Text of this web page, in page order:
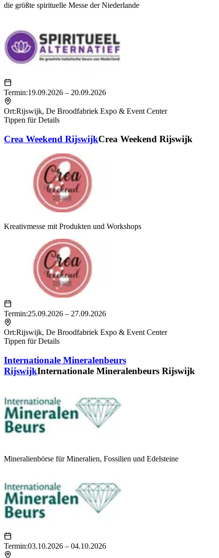
die größte spirituelle Messe der Niederlande
Termin:19.09.2026 – 20.09.2026
Ort:Rijswijk, De Broodfabriek Expo & Event Center
Tippen für Details
Crea Weekend RijswijkCrea Weekend Rijswijk
Kreativmesse mit Produkten und Workshops
Termin:25.09.2026 – 27.09.2026
Ort:Rijswijk, De Broodfabriek Expo & Event Center
Tippen für Details
Internationale Mineralenbeurs
RijswijkInternationale Mineralenbeurs Rijswijk
Mineralienbörse für Mineralien, Fossilien und Edelsteine
Termin:03.10.2026 – 04.10.2026